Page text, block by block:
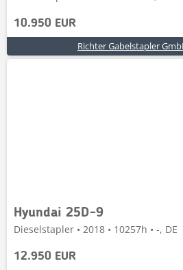
10.950 EUR
Richter Gabelstapler
Hyundai 25D-9
Dieselstapler • 2018 • 10257h • -, DE
12.950 EUR